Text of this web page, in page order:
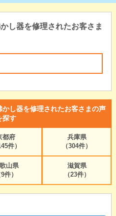
し器を修理されたお客さま
し器を修理されたお客さまの声
探す
都府
件）
兵庫県
（304件）
山県
9件）
滋賀県
（23件）